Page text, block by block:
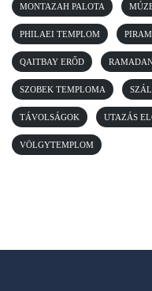
MONTAZAH PALOTA
PHILAEI TEMPLOM
QAITBAY ERŐD
SZOBEK TEMPLOMA
TÁVOLSÁGOK UTAZÁS
VÖLGYTEMPLOM